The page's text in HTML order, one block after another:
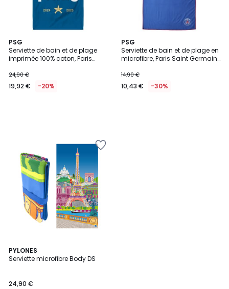
PSG
Serviette de bain et de plage
imprimée 100% coton, Paris
24,90 €
19,92 € -20%
PSG
Serviette de bain et de plage en
microfibre, Paris Saint Germain
14,90 €
10,43 € -30%
PYLONES
Serviette microfibre Body DS
24,90 €